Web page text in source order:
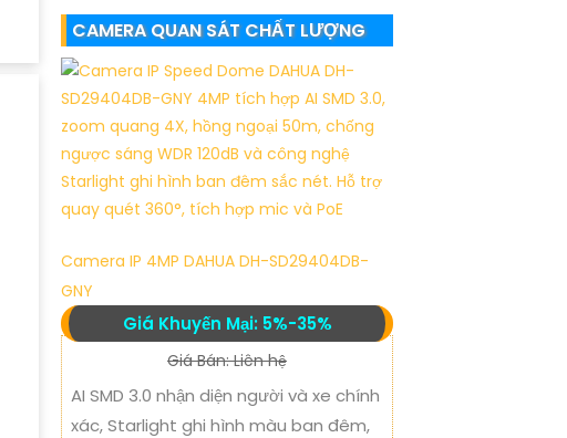
CAMERA QUAN SÁT CHẤT LƯỢNG
Camera IP 4MP DAHUA DH-SD29404DB-
GNY
Giá Khuyến Mại: 5%-35%
Giá Bán: Liên hệ
AI SMD 3.0 nhận diện người và xe chính
xác, Starlight ghi hình màu ban đêm,